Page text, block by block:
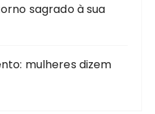
sagrado à sua
mulheres dizem